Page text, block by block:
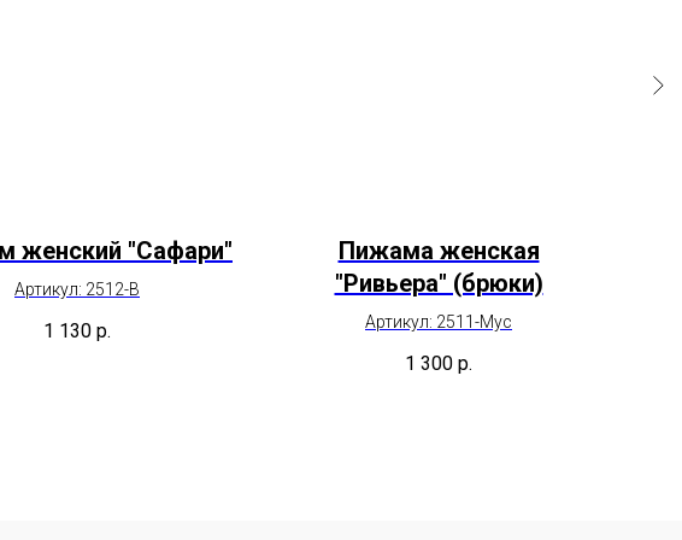
женский "Сафари"
Артикул: 2512-В
1 130 р.
Пижама женская
"Ривьера" (брюки)
Артикул: 2511-Мус
1 300 р.